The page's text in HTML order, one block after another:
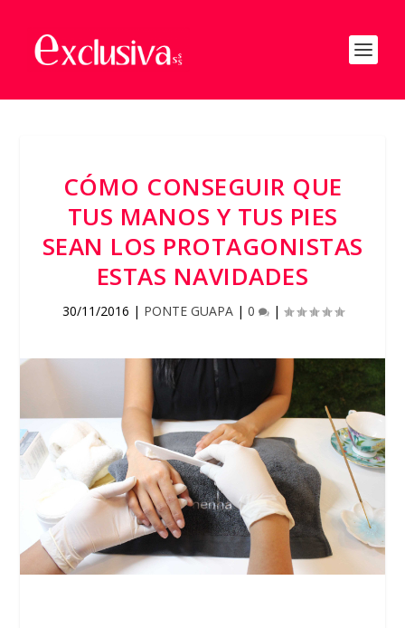
CÓMO CONSEGUIR QUE
TUS MANOS Y TUS PIES
SEAN LOS PROTAGONISTAS
ESTAS NAVIDADES
30/11/2016 | PONTE GUAPA| 0 |